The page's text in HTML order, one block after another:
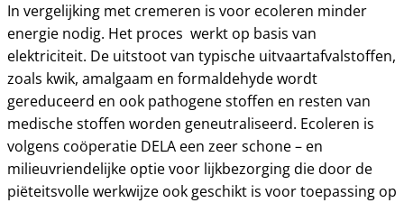
In vergelijking met cremeren is voor ecoleren minder
energie nodig. Het proces werkt op basis van
elektriciteit. De uitstoot van typische uitvaartafvalstoffen,
zoals kwik, amalgaam en formaldehyde wordt
gereduceerd en ook pathogene stoffen en resten van
medische stoffen worden geneutraliseerd. Ecoleren is
volgens coöperatie DELA een zeer schone – en
milieuvriendelijke optie voor lijkbezorging die door de
piëteitsvolle werkwijze ook geschikt is voor toepassing op